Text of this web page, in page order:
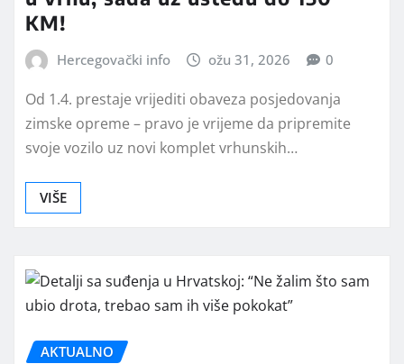
KM!
Hercegovački info ožu 31, 2026 0
Od 1.4. prestaje vrijediti obaveza posjedovanja
zimske opreme – pravo je vrijeme da pripremite
svoje vozilo uz novi komplet vrhunskih…
VIŠE
AKTUALNO